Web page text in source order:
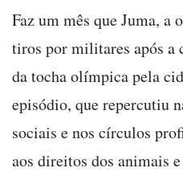
Faz um mês que Juma, a
tiros por militares após a
da tocha olímpica pela
episódio, que repercutiu
sociais e nos círculos
aos direitos dos animais